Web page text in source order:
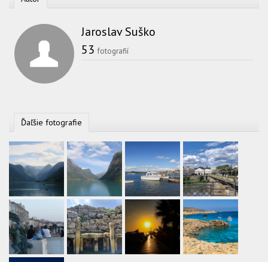
Jaroslav Suško
53 fotografií
Ďaľšie fotografie